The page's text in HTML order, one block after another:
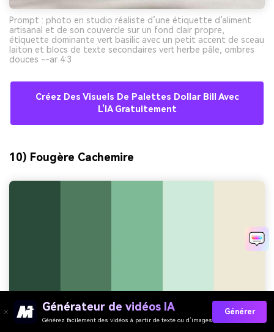
Prompt : photo en studio réaliste d’une étiquette d’aliment
artisanal et de son couvercle sur un fond clair propre,
étiquette dominante vert basilic avec un petit accent de sceau
laiton et blocs de texte secondaires vert herbe pâle, ombres
douces --ar 4:3
Créez Des Visuels De Palettes Dollar Bill Avec
L’IA Gratuitement
10) Fougère Cachemire
Générateur de vidéos IA
Générez facilement des vidéos à partir de texte ou d’images
Générer